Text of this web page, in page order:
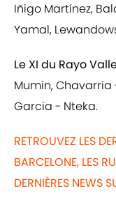
Iñigo Martínez,
Yamal,
Le XI du Rayo
Mumin, Chavarria
Garcia - Nteka.
RETROUVEZ LES
BARCELONE, LES
DERNIÈRES NEWS